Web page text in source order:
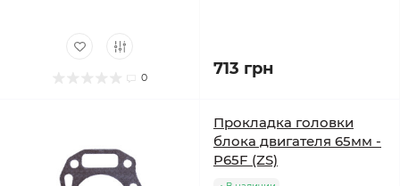
0 713 грн
Прокладка головки
блока двигателя 65мм -
P65F (ZS)